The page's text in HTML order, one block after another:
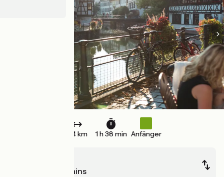
24 km 1 h 38 min Anfänger
Soultz-les-Bains